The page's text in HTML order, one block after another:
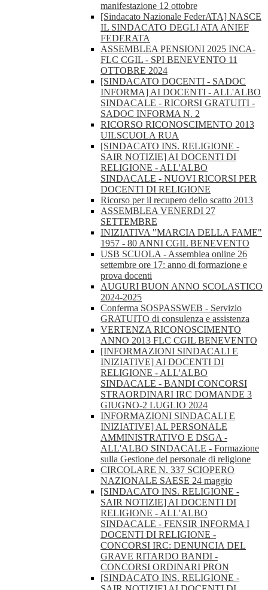
manifestazione 12 ottobre
[Sindacato Nazionale FederATA] NASCE
IL SINDACATO DEGLI ATA ANIEF
FEDERATA
ASSEMBLEA PENSIONI 2025 INCA-
FLC CGIL - SPI BENEVENTO 11
OTTOBRE 2024
[SINDACATO DOCENTI - SADOC
INFORMA] AI DOCENTI - ALL'ALBO
SINDACALE - RICORSI GRATUITI -
SADOC INFORMA N. 2
RICORSO RICONOSCIMENTO 2013
UILSCUOLA RUA
[SINDACATO INS. RELIGIONE -
SAIR NOTIZIE] AI DOCENTI DI
RELIGIONE - ALL'ALBO
SINDACALE - NUOVI RICORSI PER
DOCENTI DI RELIGIONE
Ricorso per il recupero dello scatto 2013
ASSEMBLEA VENERDI 27
SETTEMBRE
INIZIATIVA "MARCIA DELLA FAME"
1957 - 80 ANNI CGIL BENEVENTO
USB SCUOLA - Assemblea online 26
settembre ore 17: anno di formazione e
prova docenti
AUGURI BUON ANNO SCOLASTICO
2024-2025
Conferma SOSPASSWEB - Servizio
GRATUITO di consulenza e assistenza
VERTENZA RICONOSCIMENTO
ANNO 2013 FLC CGIL BENEVENTO
[INFORMAZIONI SINDACALI E
INIZIATIVE] AI DOCENTI DI
RELIGIONE - ALL'ALBO
SINDACALE - BANDI CONCORSI
STRAORDINARI IRC DOMANDE 3
GIUGNO-2 LUGLIO 2024
INFORMAZIONI SINDACALI E
INIZIATIVE] AL PERSONALE
AMMINISTRATIVO E DSGA -
ALL'ALBO SINDACALE - Formazione
sulla Gestione del personale di religione
CIRCOLARE N. 337 SCIOPERO
NAZIONALE SAESE 24 maggio
[SINDACATO INS. RELIGIONE -
SAIR NOTIZIE] AI DOCENTI DI
RELIGIONE - ALL'ALBO
SINDACALE - FENSIR INFORMA I
DOCENTI DI RELIGIONE -
CONCORSI IRC: DENUNCIA DEL
GRAVE RITARDO BANDI -
CONCORSI ORDINARI PRON
[SINDACATO INS. RELIGIONE -